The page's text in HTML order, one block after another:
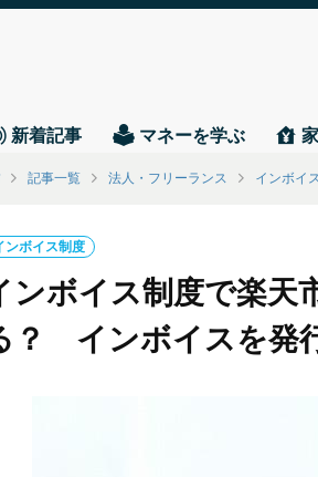
新着記事 マネーを学ぶ
記事一覧 法人・フリーランス インボイ
ンボイス制度
ンボイス制度で楽天
？ インボイスを発